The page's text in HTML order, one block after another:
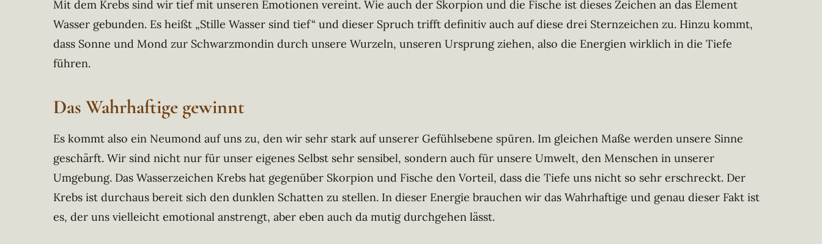
Mit dem Krebs sind wir tief mit unseren Emotionen vereint. Wie auch der Skorpion und die Fische ist dieses Zeichen an das Element
Wasser gebunden. Es heißt „Stille Wasser sind tief“ und dieser Spruch trifft definitiv auch auf diese drei Sternzeichen zu. Hinzu kommt,
dass Sonne und Mond zur Schwarzmondin durch unsere Wurzeln, unseren Ursprung ziehen, also die Energien wirklich in die Tiefe
führen.
Das Wahrhaftige gewinnt
Es kommt also ein Neumond auf uns zu, den wir sehr stark auf unserer Gefühlsebene spüren. Im gleichen Maße werden unsere Sinne
geschärft. Wir sind nicht nur für unser eigenes Selbst sehr sensibel, sondern auch für unsere Umwelt, den Menschen in unserer
Umgebung. Das Wasserzeichen Krebs hat gegenüber Skorpion und Fische den Vorteil, dass die Tiefe uns nicht so sehr erschreckt. Der
Krebs ist durchaus bereit sich den dunklen Schatten zu stellen. In dieser Energie brauchen wir das Wahrhaftige und genau dieser Fakt ist
es, der uns vielleicht emotional anstrengt, aber eben auch da mutig durchgehen lässt.